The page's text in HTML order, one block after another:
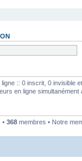
:: 0 inscrit, 0 invisible
en ligne simultanément
• 368 membres • Notre